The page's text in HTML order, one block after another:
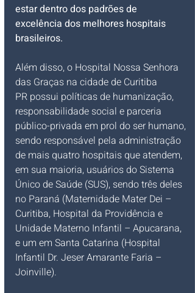
estar dentro dos padrões de
excelência dos melhores hospitais
brasileiros.
Além disso, o Hospital Nossa Senhora
das Graças na cidade de Curitiba
PR possui políticas de humanização,
responsabilidade social e parceria
público-privada em prol do ser humano,
sendo responsável pela administração
de mais quatro hospitais que atendem,
em sua maioria, usuários do Sistema
Único de Saúde (SUS), sendo três deles
no Paraná (Maternidade Mater Dei –
Curitiba, Hospital da Providência e
Unidade Materno Infantil – Apucarana,
e um em Santa Catarina (Hospital
Infantil Dr. Jeser Amarante Faria –
Joinville).